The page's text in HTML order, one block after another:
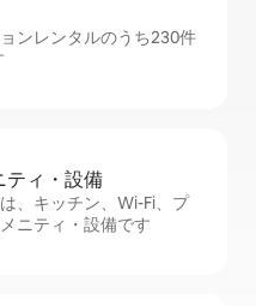
ンレンタルのうち230件
テ⁠ィ・設⁠備
、キッチン、Wi-Fi、プ
ニティ・設備です